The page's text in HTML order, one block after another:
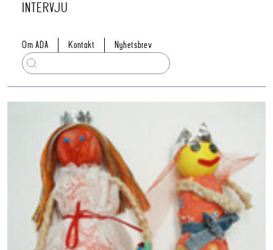
INTERVJU
Om ADA Kontakt Nyhetsbrev